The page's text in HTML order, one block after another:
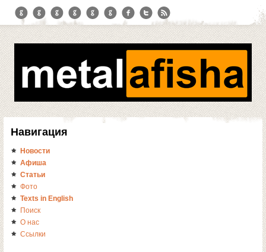
Навигация
Новости
Афиша
Статьи
Фото
Texts in English
Поиск
О нас
Ссылки